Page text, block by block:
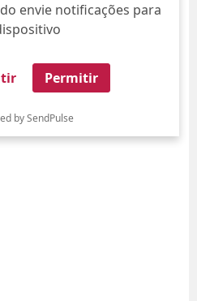
envie notificações para
Permitir
by SendPulse